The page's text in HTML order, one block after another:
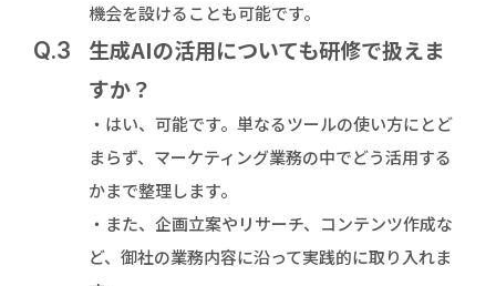
機会を設けることも可能です。
Q.3
生成AIの活用についても研修で扱えま
すか？
・はい、可能です。単なるツールの使い方にとど
まらず、マーケティング業務の中でどう活用する
かまで整理します。
・また、企画立案やリサーチ、コンテンツ作成な
ど、御社の業務内容に沿って実践的に取り入れま